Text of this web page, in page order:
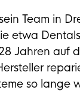
Team in
etwa
Jahren auf
so lange